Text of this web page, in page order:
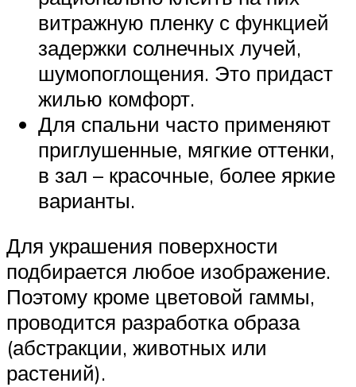
витражную пленку с функцией
задержки солнечных лучей,
шумопоглощения. Это придаст
жилью комфорт.
Для спальни часто применяют
приглушенные, мягкие оттенки,
в зал – красочные, более яркие
варианты.
Для украшения поверхности
подбирается любое изображение.
Поэтому кроме цветовой гаммы,
проводится разработка образа
(абстракции, животных или
растений).